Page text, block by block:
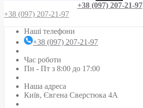
+38 (097) 207-21-97
+38 (097) 207-21-97
Наші телефони
+38 (097) 207-21-97
Час роботи
Пн - Пт з 8:00 до 17:00
Наша адреса
Київ, Євгена Сверстюка 4А